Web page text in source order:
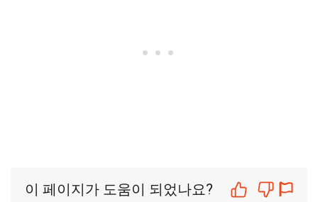
이 페이지가 도움이 되었나요?